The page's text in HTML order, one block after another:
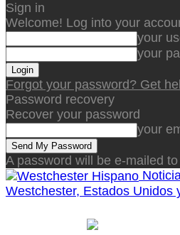
Sign in
Welcome! Log into your
your
your
Forgot your password? Get
Password recovery
Recover your password
your
A password will be e-mailed
Westchester, Estados Unidos